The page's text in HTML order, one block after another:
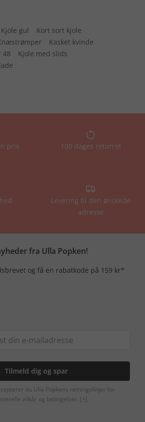
Kjole gul
Kort sort kjole
Kasket kvinde
48
Kjole med slids
pris 100 dages returret
Levering til den ønskede
adresse
fra Ulla Popken!
og få en rabatkode på 159 kr*
Tilmeld dig og spar
du Ulla Popkens retningslinjer for
vilkår og betingelser. [+]